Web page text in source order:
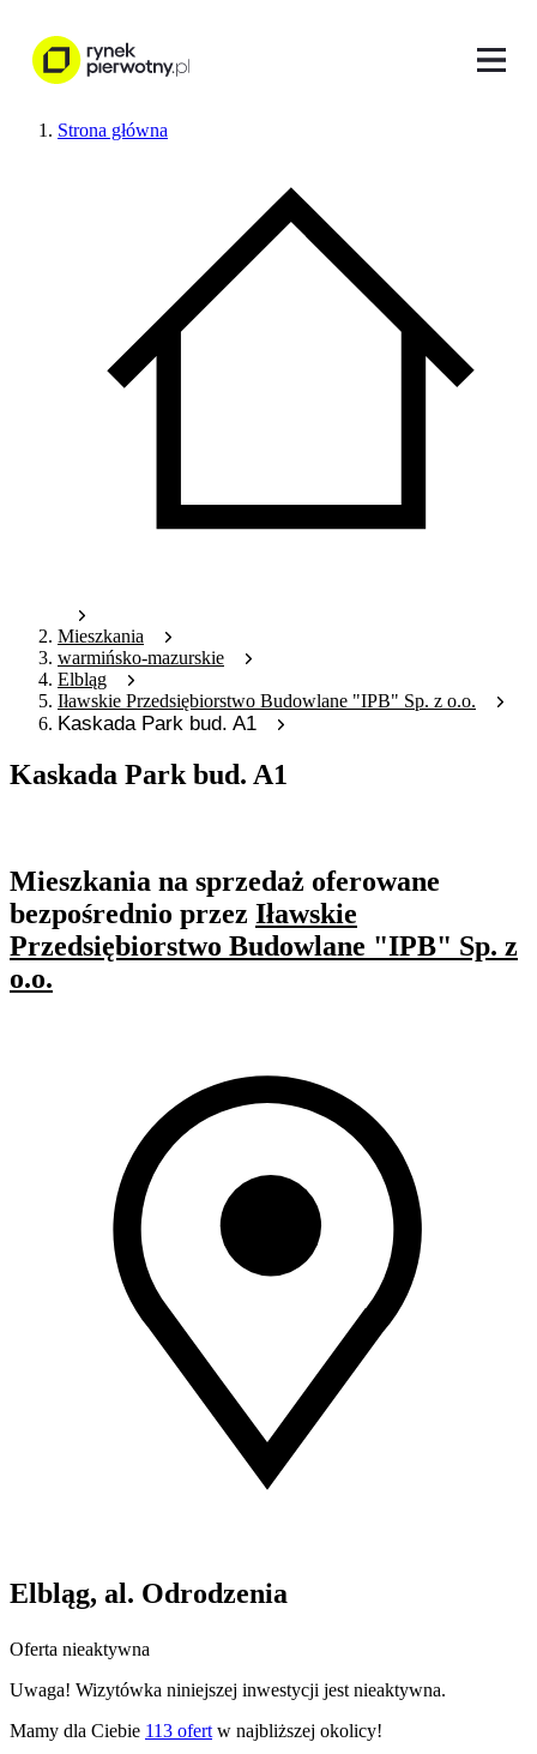
Strona główna
Mieszkania
warmińsko-mazurskie
Elbląg
Iławskie Przedsiębiorstwo Budowlane "IPB" Sp. z o.o.
Kaskada Park bud. A1
Kaskada Park bud. A1
Mieszkania na sprzedaż oferowane
bezpośrednio przez Iławskie
Przedsiębiorstwo Budowlane "IPB" Sp. z
o.o.
Elbląg, al. Odrodzenia
Oferta nieaktywna
Uwaga! Wizytówka niniejszej inwestycji jest nieaktywna.
Mamy dla Ciebie 113 ofert w najbliższej okolicy!